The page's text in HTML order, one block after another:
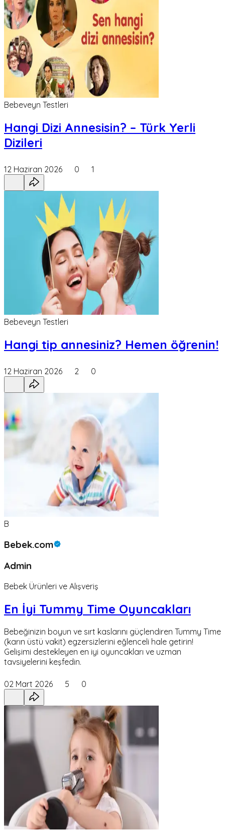
Bebeveyn Testleri
Hangi Dizi Annesisin? – Türk Yerli
Dizileri
12 Haziran 2026 0 1
Bebeveyn Testleri
Hangi tip annesiniz? Hemen öğrenin!
12 Haziran 2026 2 0
B
Bebek.com
Admin
Bebek Ürünleri ve Alışveriş
En İyi Tummy Time Oyuncakları
Bebeğinizin boyun ve sırt kaslarını güçlendiren Tummy Time
(karın üstü vakit) egzersizlerini eğlenceli hale getirin!
Gelişimi destekleyen en iyi oyuncakları ve uzman
tavsiyelerini keşfedin.
02 Mart 2026 5 0